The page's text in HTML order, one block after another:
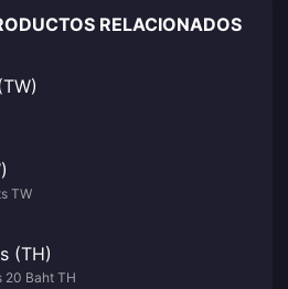
RELACIONADOS
TW
(TH)
20 Baht TH